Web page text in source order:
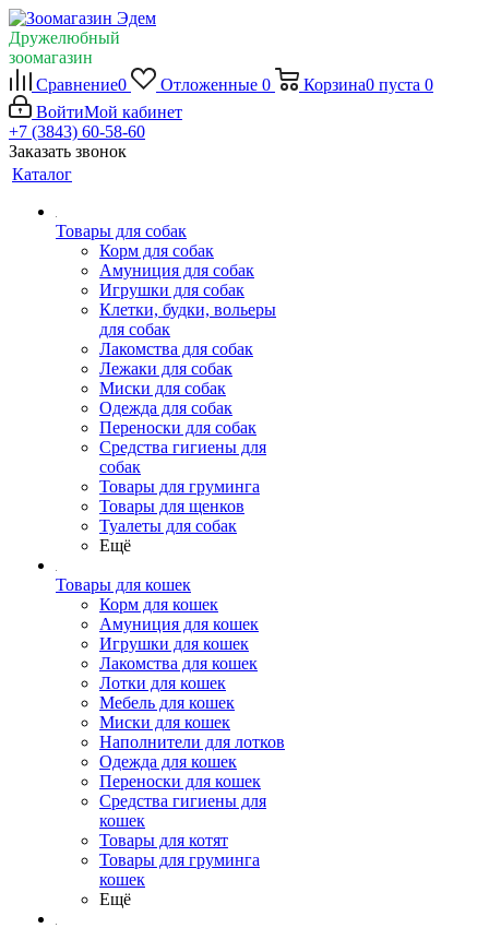
Дружелюбный
зоомагазин
Сравнение0 Отложенные 0 Корзина0 пуста 0
ВойтиМой кабинет
+7 (3843) 60-58-60
Заказать звонок
Каталог
Товары для собак
Корм для собак
Амуниция для собак
Игрушки для собак
Клетки, будки, вольеры
для собак
Лакомства для собак
Лежаки для собак
Миски для собак
Одежда для собак
Переноски для собак
Средства гигиены для
собак
Товары для груминга
Товары для щенков
Туалеты для собак
Ещё
Товары для кошек
Корм для кошек
Амуниция для кошек
Игрушки для кошек
Лакомства для кошек
Лотки для кошек
Мебель для кошек
Миски для кошек
Наполнители для лотков
Одежда для кошек
Переноски для кошек
Средства гигиены для
кошек
Товары для котят
Товары для груминга
кошек
Ещё